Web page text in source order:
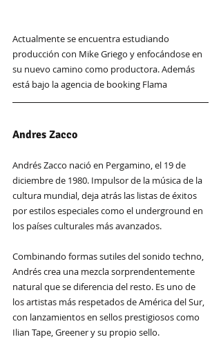
Actualmente se encuentra estudiando
producción con Mike Griego y enfocándose en
su nuevo camino como productora. Además
está bajo la agencia de booking Flama
Andres Zacco
Andrés Zacco nació en Pergamino, el 19 de
diciembre de 1980. Impulsor de la música de la
cultura mundial, deja atrás las listas de éxitos
por estilos especiales como el underground en
los países culturales más avanzados.
Combinando formas sutiles del sonido techno,
Andrés crea una mezcla sorprendentemente
natural que se diferencia del resto. Es uno de
los artistas más respetados de América del Sur,
con lanzamientos en sellos prestigiosos como
Ilian Tape, Greener y su propio sello.